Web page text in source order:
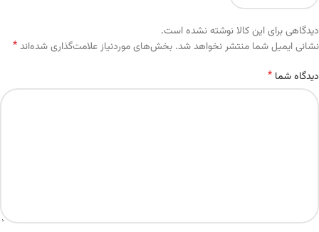
دیدگاهی برای این کالا نوشته نشده است.
نشانی ایمیل شما منتشر نخواهد شد. بخش‌های موردنیاز علامت‌گذاری شده‌اند*
دیدگاه شما *
Alternative: